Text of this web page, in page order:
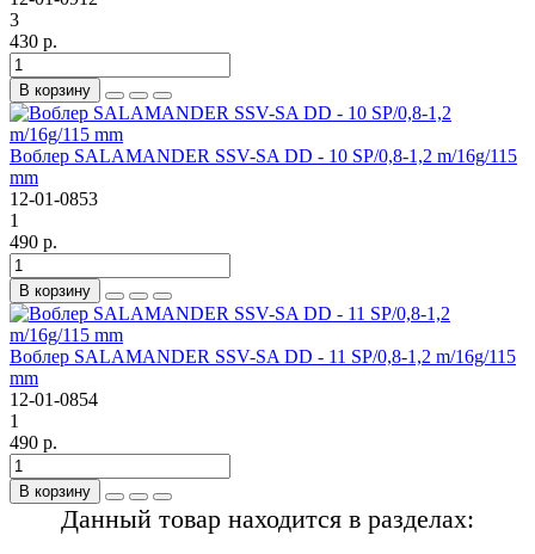
3
430 р.
В корзину
Воблер SALAMANDER SSV-SA DD - 10 SP/0,8-1,2 m/16g/115
mm
12-01-0853
1
490 р.
В корзину
Воблер SALAMANDER SSV-SA DD - 11 SP/0,8-1,2 m/16g/115
mm
12-01-0854
1
490 р.
В корзину
Данный товар находится в разделах: